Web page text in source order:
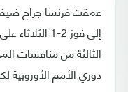
إلى فوز 2-1
الثالثة من منافسات
دوري الأمم الأوروبية